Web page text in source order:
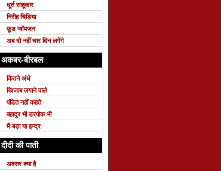
धूर्त साहूकार
निरीह चिड़िया
फ़ूड प्वॉयजन
अब दो नहीं चार दिन लगेंगे
अकबर-बीरबल
कितने अंधे
खिजाब लगाने वाले
पंडित नहीं कहते
बहादुर भी डरपोक भी
मै बड़ा या इन्द्र
दीदी की पाती
अवसर क्या है